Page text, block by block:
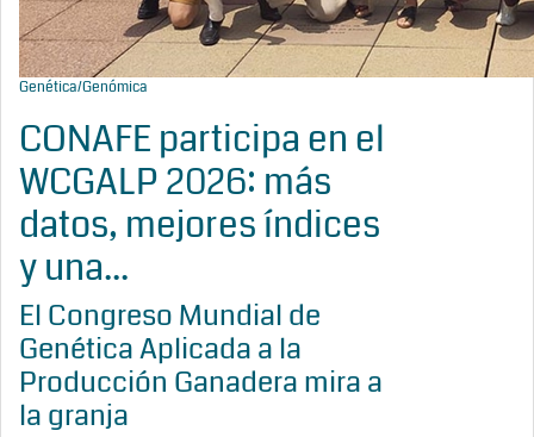
Genética/Genómica
CONAFE participa en el
WCGALP 2026: más
datos, mejores índices
y una...
El Congreso Mundial de
Genética Aplicada a la
Producción Ganadera mira a
la granja